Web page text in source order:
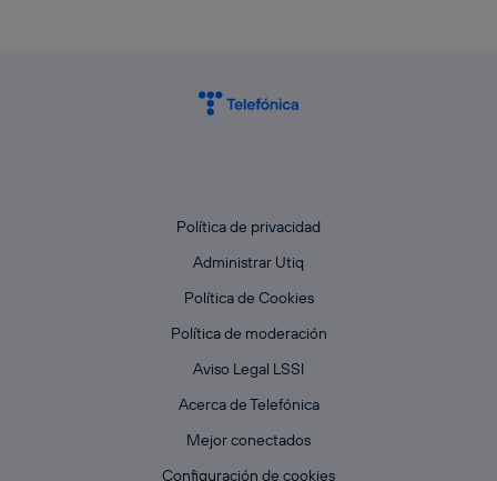
Política de privacidad
Administrar Utiq
Política de Cookies
Política de moderación
Aviso Legal LSSI
Acerca de Telefónica
Mejor conectados
Configuración de cookies